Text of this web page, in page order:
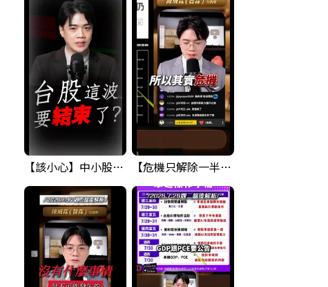
【該小心】中小股派對結束 ? 關鍵訊號都指向... 【危機只解除一半?】台股暴漲後別急追！量縮反彈藏隱憂